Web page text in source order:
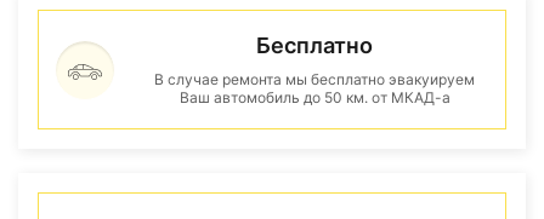
Бесплатно
В случае ремонта мы бесплатно эвакуируем
Ваш автомобиль до 50 км. от МКАД-а